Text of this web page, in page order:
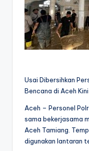
Usai Dibersihkan
Bencana di Aceh
Aceh – Personel
sama bekerjasama
Aceh Tamiang.
digunakan lantaran